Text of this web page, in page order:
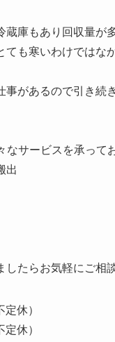
庫もあり回収量が
ても寒いわけではな
事があるので引き続
なサービスを承って
出
したらお気軽にご相
休）
休）